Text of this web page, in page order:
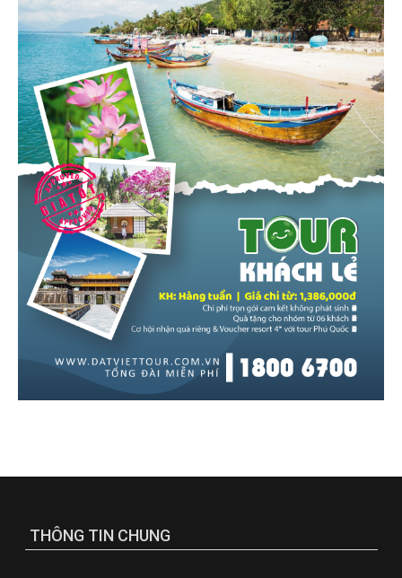
THÔNG TIN CHUNG